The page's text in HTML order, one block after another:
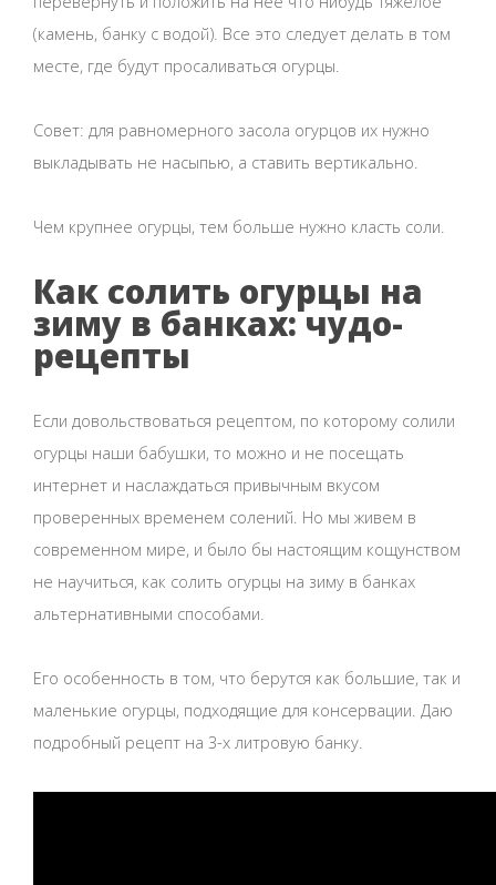
(камень, банку с водой). Все это следует делать в том
месте, где будут просаливаться огурцы.
Совет: для равномерного засола огурцов их нужно
выкладывать не насыпью, а ставить вертикально.
Чем крупнее огурцы, тем больше нужно класть соли.
Как солить огурцы на
зиму в банках: чудо-
рецепты
Если довольствоваться рецептом, по которому солили
огурцы наши бабушки, то можно и не посещать
интернет и наслаждаться привычным вкусом
проверенных временем солений. Но мы живем в
современном мире, и было бы настоящим кощунством
не научиться, как солить огурцы на зиму в банках
альтернативными способами.
Его особенность в том, что берутся как большие, так и
маленькие огурцы, подходящие для консервации. Даю
подробный рецепт на 3-х литровую банку.